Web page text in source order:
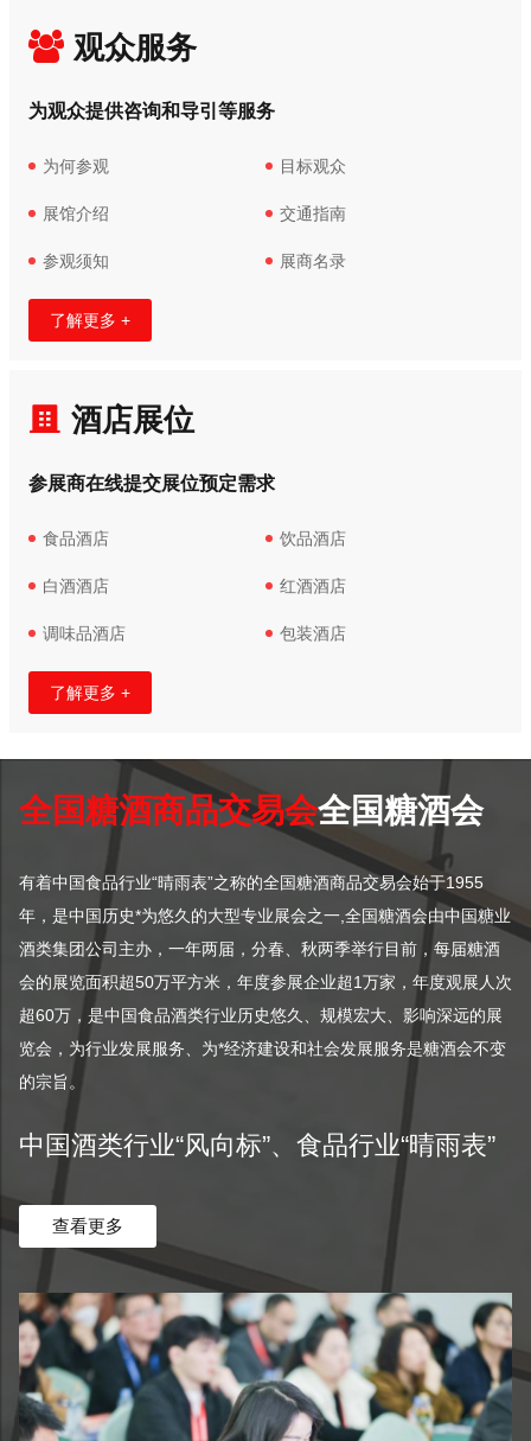
观众服务
为观众提供咨询和导引等服务
为何参观 目标观众
展馆介绍 交通指南
参观须知 展商名录
了解更多 +
酒店展位
参展商在线提交展位预定需求
食品酒店 饮品酒店
白酒酒店 红酒酒店
调味品酒店 包装酒店
了解更多 +
全国糖酒商品交易会全国糖酒会
有着中国食品行业“晴雨表”之称的全国糖酒商品交易会始于1955
年，是中国历史*为悠久的大型专业展会之一,全国糖酒会由中国糖业
酒类集团公司主办，一年两届，分春、秋两季举行目前，每届糖酒
会的展览面积超50万平方米，年度参展企业超1万家，年度观展人次
超60万，是中国食品酒类行业历史悠久、规模宏大、影响深远的展
览会，为行业发展服务、为*经济建设和社会发展服务是糖酒会不变
的宗旨。
中国酒类行业“风向标”、食品行业“晴雨表”
查看更多